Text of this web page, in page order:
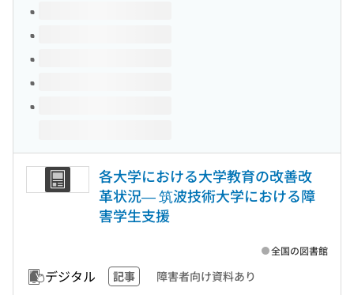
このタイトルの巻号
各大学における大学教育の改善改
革状況— 筑波技術大学における障
害学生支援
デジタル 記事 障害者向け資料あり
全国の図書館